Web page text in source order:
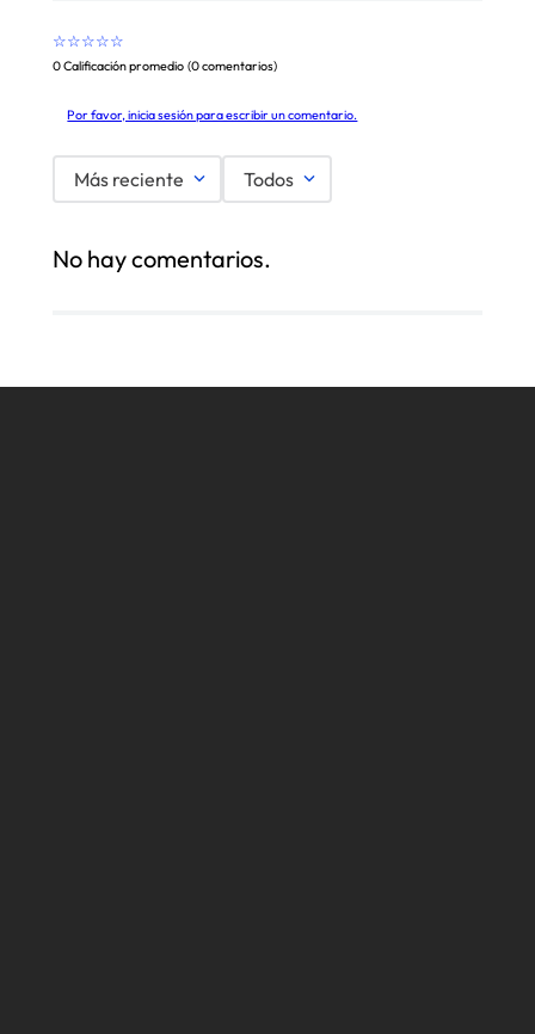
☆☆☆☆☆
0 Calificación promedio (0 comentarios)
Por favor, inicia sesión para escribir un comentario.
Más reciente Todos
No hay comentarios.